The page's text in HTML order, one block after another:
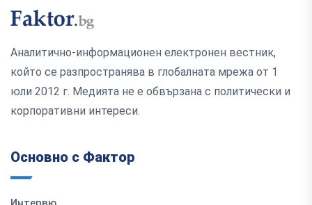
Аналитично-информационен електронен вестник,
който се разпространява в глобалната мрежа от 1
юли 2012 г. Медията не е обвързана с политически и
корпоративни интереси.
Основно с Фактор